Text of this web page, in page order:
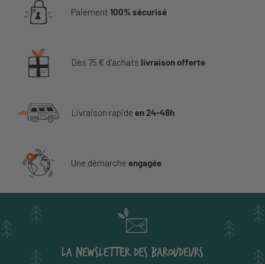
Paiement 100% sécurisé
Dès 75 € d'achats livraison offerte
Livraison rapide en 24-48h
Une démarche engagée
LA NEWSLETTER DES BAROUDEURS